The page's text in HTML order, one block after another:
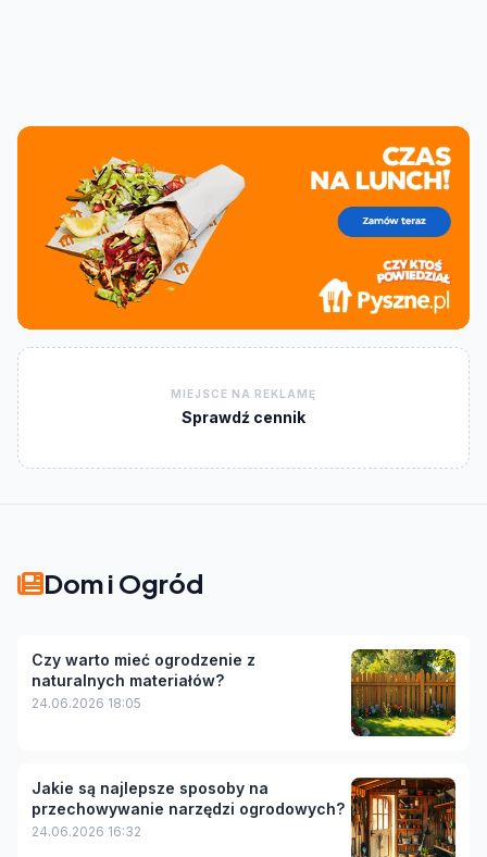
MIEJSCE NA REKLAMĘ
Sprawdź cennik
Dom i Ogród
Czy warto mieć ogrodzenie z
naturalnych materiałów?
24.06.2026 18:05
Jakie są najlepsze sposoby na
przechowywanie narzędzi ogrodowych?
24.06.2026 16:32